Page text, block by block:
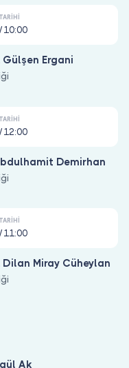
10:00
Gülşen Ergani
12:00
Demirhan
11:00
Dilan Miray Cüheylan
Ak